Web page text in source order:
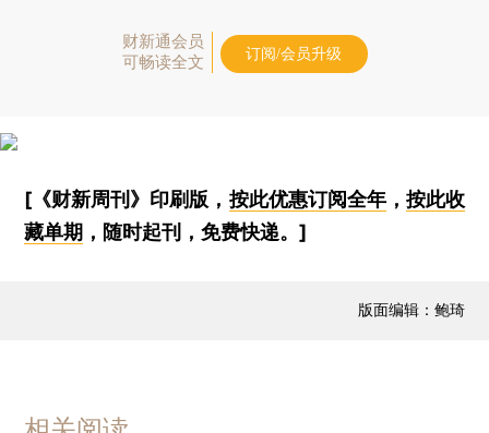
财新通会员
可畅读全文
订阅/会员升级
[《财新周刊》印刷版， 按此优惠订阅全年， 按此收
藏单期 ，随时起刊，免费快递。]
版面编辑：鲍琦